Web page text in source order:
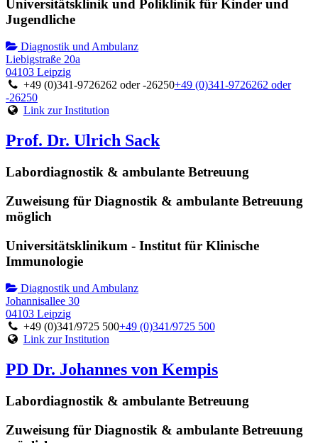
Universitätsklinik und Poliklinik für Kinder und
Jugendliche
Diagnostik und Ambulanz
Liebigstraße 20a
04103 Leipzig
+49 (0)341-9726262 oder -26250+49 (0)341-9726262 oder
-26250
Link zur Institution
Prof. Dr. Ulrich Sack
Labordiagnostik & ambulante Betreuung
Zuweisung für Diagnostik & ambulante Betreuung
möglich
Universitätsklinikum - Institut für Klinische
Immunologie
Diagnostik und Ambulanz
Johannisallee 30
04103 Leipzig
+49 (0)341/9725 500+49 (0)341/9725 500
Link zur Institution
PD Dr. Johannes von Kempis
Labordiagnostik & ambulante Betreuung
Zuweisung für Diagnostik & ambulante Betreuung